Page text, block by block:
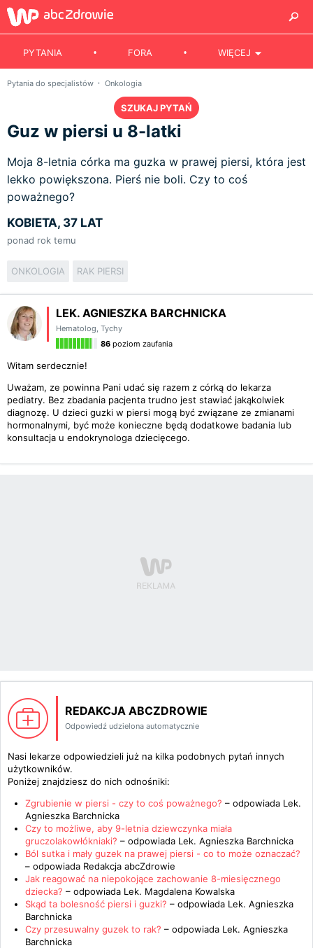
PYTANIA FORA WIĘCEJ
Pytania do specjalistów Onkologia
SZUKAJ PYTAŃ
Guz w piersi u 8-latki
Moja 8-letnia córka ma guzka w prawej piersi, która jest
lekko powiększona. Pierś nie boli. Czy to coś
poważnego?
KOBIETA, 37 LAT
ponad rok temu
ONKOLOGIA RAK PIERSI
LEK. AGNIESZKA BARCHNICKA
Hematolog, Tychy
86 poziom zaufania
Witam serdecznie!
Uważam, ze powinna Pani udać się razem z córką do lekarza
pediatry. Bez zbadania pacjenta trudno jest stawiać jakąkolwiek
diagnozę. U dzieci guzki w piersi mogą być związane ze zmianami
hormonalnymi, być może konieczne będą dodatkowe badania lub
konsultacja u endokrynologa dziecięcego.
REDAKCJA ABCZDROWIE
Odpowiedź udzielona automatycznie
Nasi lekarze odpowiedzieli już na kilka podobnych pytań innych
użytkowników.
Poniżej znajdziesz do nich odnośniki:
Zgrubienie w piersi - czy to coś poważnego? – odpowiada Lek.
Agnieszka Barchnicka
Czy to możliwe, aby 9-letnia dziewczynka miała
gruczolakowłókniaki? – odpowiada Lek. Agnieszka Barchnicka
Ból sutka i mały guzek na prawej piersi - co to może oznaczać?
– odpowiada Redakcja abcZdrowie
Jak reagować na niepokojące zachowanie 8-miesięcznego
dziecka? – odpowiada Lek. Magdalena Kowalska
Skąd ta bolesność piersi i guzki? – odpowiada Lek. Agnieszka
Barchnicka
Czy przesuwalny guzek to rak? – odpowiada Lek. Agnieszka
Barchnicka